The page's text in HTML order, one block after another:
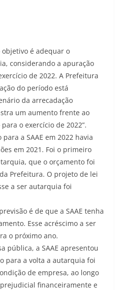
é adequar o
considerando a apuração
de 2022. A Prefeitura
do período está
da arrecadação
um aumento frente ao
o exercício de 2022”.
a SAAE em 2022 havia
em 2021. Foi o primeiro
que o orçamento foi
Prefeitura. O projeto de lei
a ser autarquia foi
é de que a SAAE tenha
Esse acréscimo a ser
o próximo ano.
pública, a SAAE apresentou
para a volta a autarquia foi
de empresa, ao longo
financeiramente e